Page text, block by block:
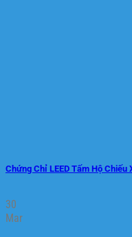
Chứng Chỉ LEED Tấm Hộ Chiếu
30
Mar